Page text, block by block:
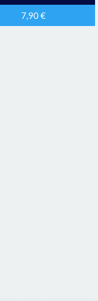
7,90€